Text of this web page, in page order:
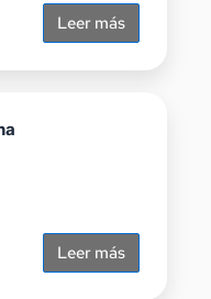
Leer más
Leer más